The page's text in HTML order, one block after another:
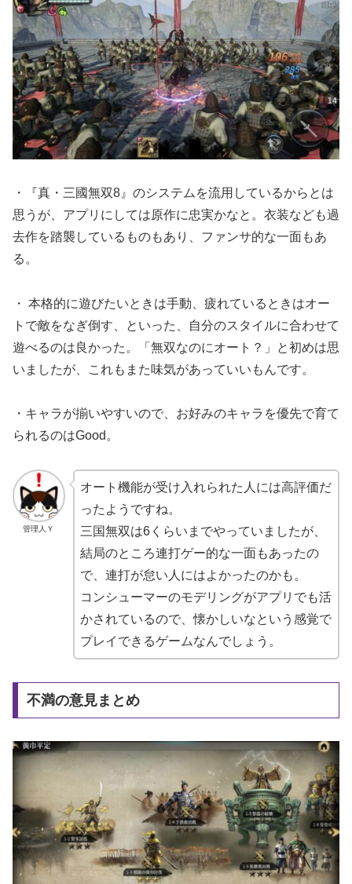
・『真・三國無双8』のシステムを流用しているからとは
思うが、アプリにしては原作に忠実かなと。衣装なども過
去作を踏襲しているものもあり、ファンサ的な一面もあ
る。
・ 本格的に遊びたいときは手動、疲れているときはオー
トで敵をなぎ倒す、といった、自分のスタイルに合わせて
遊べるのは良かった。「無双なのにオート？」と初めは思
いましたが、これもまた味気があっていいもんです。
・キャラが揃いやすいので、お好みのキャラを優先で育て
られるのはGood。
管理人Ｙ
オート機能が受け入れられた人には高評価だ
ったようですね。
三国無双は6くらいまでやっていましたが、
結局のところ連打ゲー的な一面もあったの
で、連打が怠い人にはよかったのかも。
コンシューマーのモデリングがアプリでも活
かされているので、懐かしいなという感覚で
プレイできるゲームなんでしょう。
不満の意見まとめ